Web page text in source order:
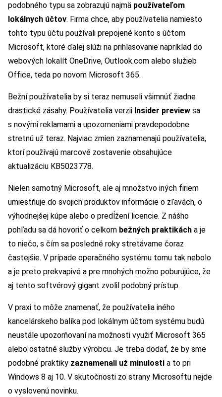
podobného typu sa zobrazujú najmä používateľom
lokálnych účtov. Firma chce, aby používatelia namiesto
tohto typu účtu používali prepojené konto s účtom
Microsoft, ktoré ďalej slúži na prihlasovanie napríklad do
webových lokalít OneDrive, Outlook.com alebo služieb
Office, teda po novom Microsoft 365.
Bežní používatelia by si teraz nemuseli všimnúť žiadne
drastické zásahy. Používatelia verzii Insider preview sa
s novými reklamami a upozorneniami pravdepodobne
stretnú už teraz. Najviac zmien zaznamenajú používatelia,
ktorí používajú marcové zostavenie obsahujúce
aktualizáciu KB5023778.
Nielen samotný Microsoft, ale aj množstvo iných firiem
umiestňuje do svojich produktov informácie o zľavách, o
výhodnejšej kúpe alebo o predĺžení licencie. Z nášho
pohľadu sa dá hovoriť o celkom bežných praktikách a je
to niečo, s čím sa posledné roky stretávame čoraz
častejšie. V prípade operačného systému tomu tak nebolo
a je preto prekvapivé a pre mnohých možno poburujúce, že
aj tento softvérový gigant zvolil podobný prístup.
V praxi to môže znamenať, že používatelia iného
kancelárskeho balíka pod lokálnym účtom systému budú
neustále upozorňovaní na možnosti využiť Microsoft 365
alebo ostatné služby výrobcu. Je treba dodať, že by sme
podobné praktiky zaznamenali už minulosti a to pri
Windows 8 aj 10. V skutočnosti zo strany Microsoftu nejde
o vyslovenú novinku.